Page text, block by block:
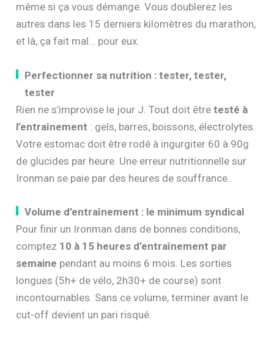
même si ça vous démange. Vous doublerez les
autres dans les 15 derniers kilomètres du marathon,
et là, ça fait mal… pour eux.
Perfectionner sa nutrition : tester, tester,
tester
Rien ne s’improvise le jour J. Tout doit êtretesté à
l’entraînement : gels, barres, boissons, électrolytes.
Votre estomac doit être rodé à ingurgiter 60 à 90g
de glucides par heure. Une erreur nutritionnelle sur
Ironman se paie par des heures de souffrance.
Volume d’entraînement : le minimum syndical
Pour finir un Ironman dans de bonnes conditions,
comptez 10 à 15 heures d’entraînement par
semaine pendant au moins 6 mois. Les sorties
longues (5h+ de vélo, 2h30+ de course) sont
incontournables. Sans ce volume, terminer avant le
cut-off devient un pari risqué.